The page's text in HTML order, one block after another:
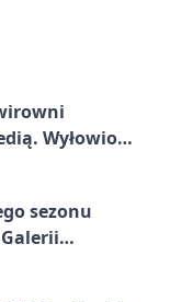
Wyłowiono
sezonu